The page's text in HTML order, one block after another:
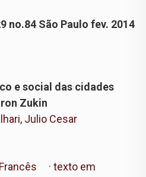
no.84 São Paulo fev. 2014
e social das cidades
Zukin
Julio Cesar
Francês · texto em